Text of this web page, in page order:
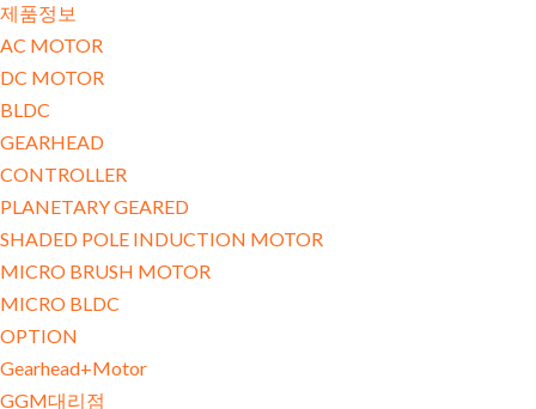
제품정보
AC MOTOR
DC MOTOR
BLDC
GEARHEAD
CONTROLLER
PLANETARY GEARED
SHADED POLE INDUCTION MOTOR
MICRO BRUSH MOTOR
MICRO BLDC
OPTION
Gearhead+Motor
GGM대리점